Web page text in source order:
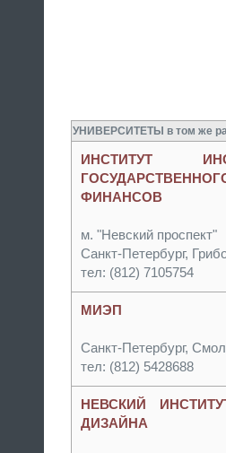
УНИВЕРСИТЕТЫ в том же
ИНСТИТУТ
ФИНАНСОВ
м. "Невский проспект"
Санкт-Петербург,
тел: (812) 7105754
МИЭП
Санкт-Петербург,
тел: (812) 5428688
НЕВСКИЙ
ДИЗАЙНА